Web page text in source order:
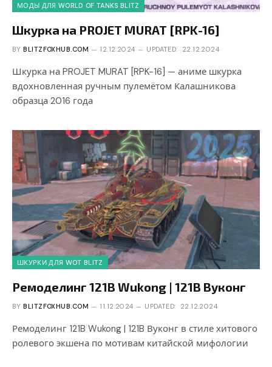
МОДЫ ДЛЯ WORLD OF TANKS BLITZ
Шкурка на PROJET MURAT [RPK-16]
BY BLITZFOXHUB.COM 12.12.2024 UPDATED: 22.12.2024
Шкурка на PROJET MURAT [RPK-16] — аниме шкурка
вдохновленная ручным пулемётом Калашникова
образца 2016 года
ШКУРКИ ДЛЯ WOT BLITZ
Ремоделинг 121B Wukong | 121B Вуконг
BY BLITZFOXHUB.COM 11.12.2024 UPDATED: 22.12.2024
Ремоделинг 121B Wukong | 121B Вуконг в стиле хитового
ролевого экшена по мотивам китайской мифологии